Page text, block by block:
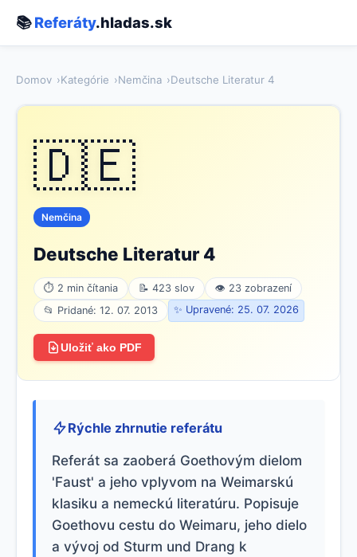
📚Referáty.hladas.sk
Domov Kategórie Nemčina Deutsche Literatur 4
🇩🇪
Nemčina
Deutsche Literatur 4
⏱ 2 min čítania 📝 423 slov
👁 23 zobrazení
📂 Pridané: 12. 07. 2013
✨ Upravené: 25. 07. 2026
Uložiť ako PDF
Rýchle zhrnutie referátu
Referát sa zaoberá Goethovým dielom
'Faust' a jeho vplyvom na Weimarskú
klasiku a nemeckú literatúru. Popisuje
Goethovu cestu do Weimaru, jeho dielo
a vývoj od Sturm und Drang k